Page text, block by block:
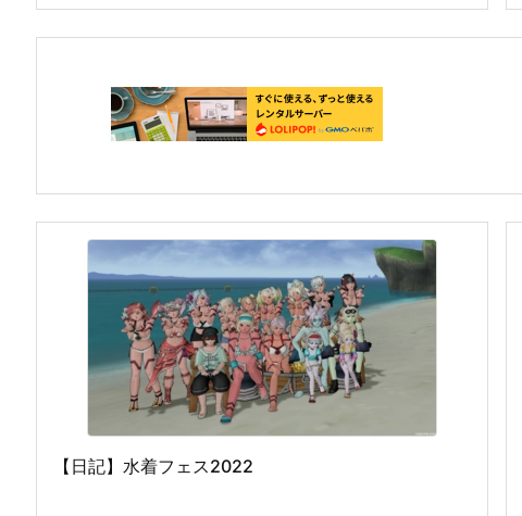
【日記】水着フェス2022